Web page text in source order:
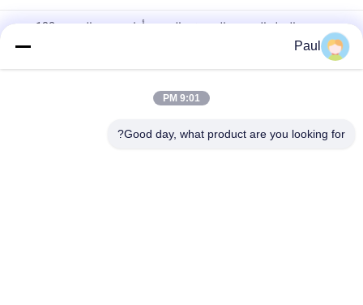
حديد صب القطع الحديدية الزخرفية القديمة أواني زهور الحديقة 182
كيلوغراماً الوزن
أجزاء الحديد الزخرفية المقلدة في الهواء الطلق
Paul
9:01 PM
Good day, what product are you looking for?